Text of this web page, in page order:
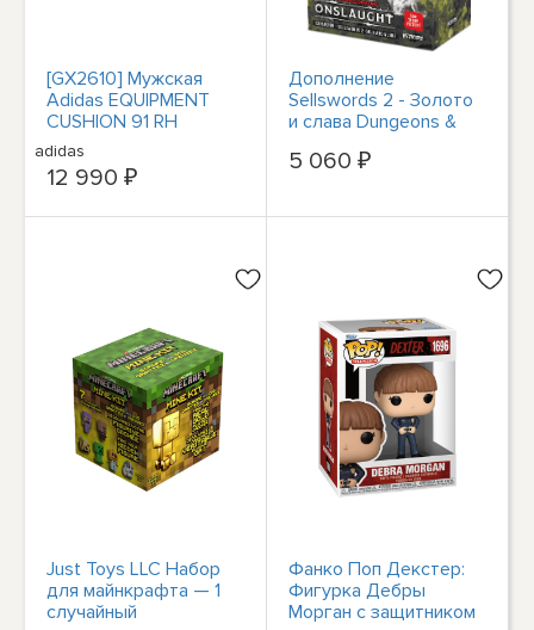
[GX2610] Мужская
Adidas EQUIPMENT
CUSHION 91 RH
adidas
12 990 ₽
Дополнение
Sellswords 2 - Золото
и слава Dungeons &
5 060 ₽
Just Toys LLC Набор
для майнкрафта — 1
случайный
Фанко Поп Декстер:
Фигурка Дебры
Морган с защитником